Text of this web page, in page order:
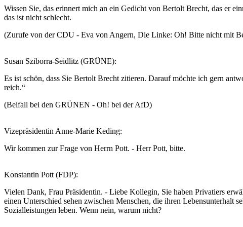
Wissen Sie, das erinnert mich an ein Gedicht von Bertolt Brecht, das er
das ist nicht schlecht.
(Zurufe von der CDU - Eva von Angern, Die Linke: Oh! Bitte nicht mit
Susan Sziborra-Seidlitz (GRÜNE):
Es ist schön, dass Sie Bertolt Brecht zitieren. Darauf möchte ich gern
reich.“
(Beifall bei den GRÜNEN - Oh! bei der AfD)
Vizepräsidentin Anne-Marie Keding:
Wir kommen zur Frage von Herrn Pott. - Herr Pott, bitte.
Konstantin Pott (FDP):
Vielen Dank, Frau Präsidentin. - Liebe Kollegin, Sie haben Privatiers
einen Unterschied sehen zwischen Menschen, die ihren Lebensunterhalt
Sozialleistungen leben. Wenn nein, warum nicht?